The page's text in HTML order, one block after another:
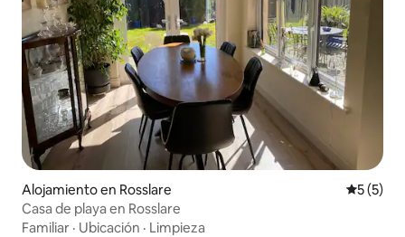
Alojamiento en Rosslare
5 (5)
Casa de playa en Rosslare
Familiar · Ubicación · Limpieza